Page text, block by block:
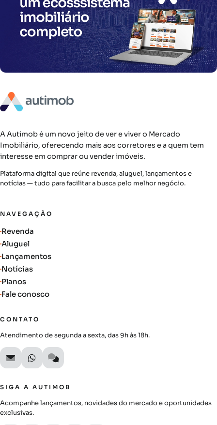
A Autimob é um novo jeito de ver e viver o Mercado
Imobiliário, oferecendo mais aos corretores e a quem tem
interesse em comprar ou vender imóveis.
Plataforma digital que reúne revenda, aluguel, lançamentos e
notícias — tudo para facilitar a busca pelo melhor negócio.
NAVEGAÇÃO
Revenda
Aluguel
Lançamentos
Notícias
Planos
Fale conosco
CONTATO
Atendimento de segunda a sexta, das 9h às 18h.
SIGA A AUTIMOB
Acompanhe lançamentos, novidades do mercado e oportunidades
exclusivas.